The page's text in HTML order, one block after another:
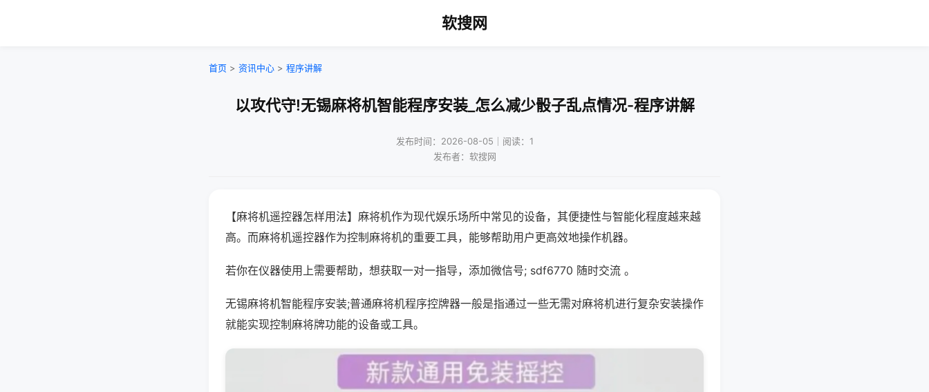
软搜网
首页 > 资讯中心 > 程序讲解
以攻代守!无锡麻将机智能程序安装_怎么减少骰子乱点情况-程序讲解
发布时间：2026-08-05｜阅读：1
发布者：软搜网
【麻将机遥控器怎样用法】麻将机作为现代娱乐场所中常见的设备，其便捷性与智能化程度越来越
高。而麻将机遥控器作为控制麻将机的重要工具，能够帮助用户更高效地操作机器。
若你在仪器使用上需要帮助，想获取一对一指导，添加微信号; sdf6770 随时交流 。
无锡麻将机智能程序安装;普通麻将机程序控牌器一般是指通过一些无需对麻将机进行复杂安装操作
就能实现控制麻将牌功能的设备或工具。